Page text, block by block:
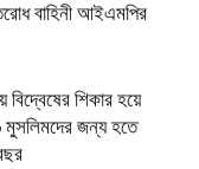
বাহিনী আইএমপির
বিদ্বেষের শিকার হয়ে
জন্য হতে